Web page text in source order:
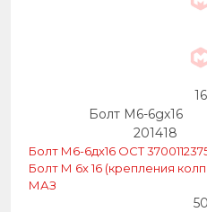
16
Болт М6-6gх16
201418
Болт М6-6дх16 ОСТ
Болт М 6х 16 (крепления
МАЗ
50